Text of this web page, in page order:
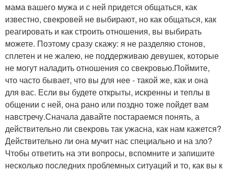
мама вашего мужа и с ней придется общаться, как
известно, свекровей не выбирают, но как общаться, как
реагировать и как строить отношения, вы выбирать
можете. Поэтому сразу скажу: я не разделяю стонов,
сплетен и не жалею, не поддерживаю девушек, которые
не могут наладить отношения со свекровью.Поймите,
что часто бывает, что вы для нее - такой же, как и она
для вас. Если вы будете открыты, искренны и теплы в
общении с ней, она рано или поздно тоже пойдет вам
навстречу.Сначала давайте постараемся понять, а
действительно ли свекровь так ужасна, как нам кажется?
Действительно ли она мучит нас специально и на зло?
Чтобы ответить на эти вопросы, вспомните и запишите
несколько последних проблемных ситуаций и то, как вы к